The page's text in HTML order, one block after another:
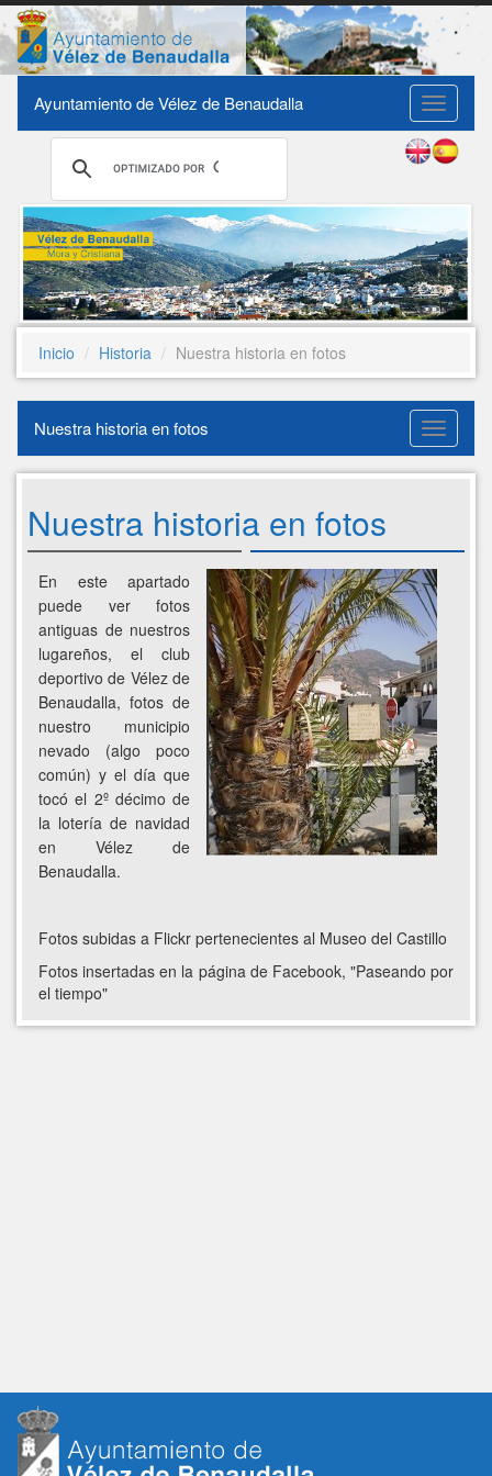
Toggle
Ayuntamiento de Vélez de Benaudalla
Inicio Historia Nuestra historia en fotos
Nuestra
historia
en
Nuestra historia en fotos
Nuestra historia en fotos
En este apartado
puede ver fotos
antiguas de nuestros
lugareños, el club
deportivo de Vélez de
Benaudalla, fotos de
nuestro municipio
nevado (algo poco
común) y el día que
tocó el 2º décimo de
la lotería de navidad
en Vélez de
Benaudalla.
Fotos subidas a Flickr pertenecientes al Museo del Castillo
Fotos insertadas en la página de Facebook, "Paseando por
el tiempo"